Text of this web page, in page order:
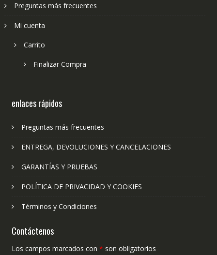
Preguntas más frecuentes
Mi cuenta
Carrito
Finalizar Compra
enlaces rápidos
Preguntas más frecuentes
ENTREGA, DEVOLUCIONES Y CANCELACIONES
GARANTÍAS Y PRUEBAS
POLÍTICA DE PRIVACIDAD Y COOKIES
Términos y Condiciones
Contáctenos
Los campos marcados con * son obligatorios